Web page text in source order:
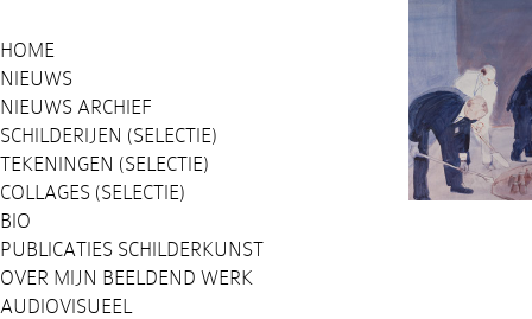
HOME
NIEUWS
NIEUWS ARCHIEF
SCHILDERIJEN (SELECTIE)
TEKENINGEN (SELECTIE)
COLLAGES (SELECTIE)
BIO
PUBLICATIES SCHILDERKUNST
OVER MIJN BEELDEND WERK
AUDIOVISUEEL